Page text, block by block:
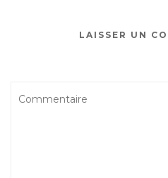
LAISSER UN